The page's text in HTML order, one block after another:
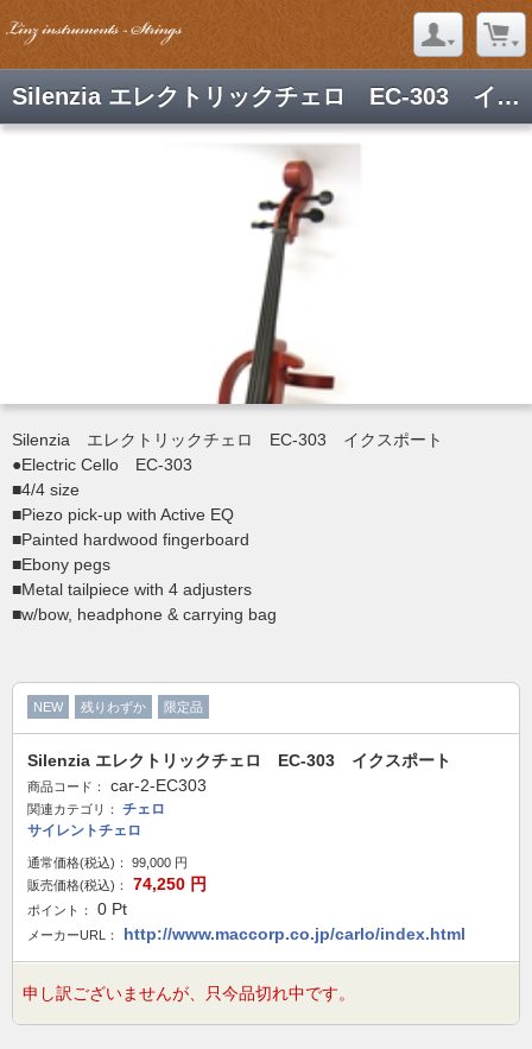
Silenzia エレクトリックチェロ EC-303 イクスポート
Silenzia エレクトリックチェロ EC-303 イクスポート
●Electric Cello EC-303
■4/4 size
■Piezo pick-up with Active EQ
■Painted hardwood fingerboard
■Ebony pegs
■Metal tailpiece with 4 adjusters
■w/bow, headphone & carrying bag
NEW 残りわずか 限定品
Silenzia エレクトリックチェロ EC-303 イクスポート
商品コード： car-2-EC303
関連カテゴリ：
チェロ
サイレントチェロ
通常価格(税込)： 99,000 円
販売価格(税込)：
74,250 円
ポイント： 0 Pt
メーカーURL： http://www.maccorp.co.jp/carlo/index.html
申し訳ございませんが、只今品切れ中です。